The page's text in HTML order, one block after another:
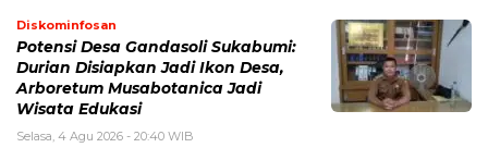
Diskominfosan
Potensi Desa Gandasoli Sukabumi:
Durian Disiapkan Jadi Ikon Desa,
Arboretum Musabotanica Jadi
Wisata Edukasi
Selasa, 4 Agu 2026 - 20:40 WIB